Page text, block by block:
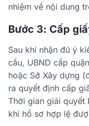
nhiệm về nội dung
Bước 3: Cấp
Sau khi nhận đủ ý
cầu, UBND cấp
hoặc Sở Xây dựng
ra quyết định cấp
Thời gian giải quyết
khi hồ sơ hợp lệ